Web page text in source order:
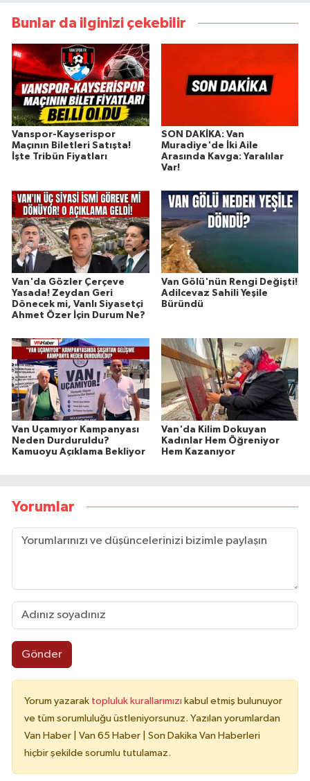
Bunlar da ilginizi çekebilir
Vanspor-Kayserispor
Maçının Biletleri Satışta!
İşte Tribün Fiyatları
SON DAKİKA: Van
Muradiye'de İki Aile
Arasında Kavga: Yaralılar
Var!
Van'da Gözler Çerçeve
Yasada! Zeydan Geri
Dönecek mi, Vanlı Siyasetçi
Ahmet Özer İçin Durum Ne?
Van Gölü'nün Rengi Değişti!
Adilcevaz Sahili Yeşile
Büründü
Van Uçamıyor Kampanyası
Neden Durduruldu?
Kamuoyu Açıklama Bekliyor
Van'da Kilim Dokuyan
Kadınlar Hem Öğreniyor
Hem Kazanıyor
Yorumlar
Gönder
Yorum yazarak topluluk kurallarımızı kabul etmiş bulunuyor
ve tüm sorumluluğu üstleniyorsunuz. Yazılan yorumlardan
Van Haber | Van 65 Haber | Son Dakika Van Haberleri
hiçbir şekilde sorumlu tutulamaz.